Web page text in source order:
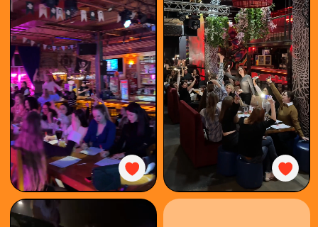
ОРГАНИЗОВАТЬ
КУПИТЬ
БИЛЕТ
КАК
ИГРАТЬ